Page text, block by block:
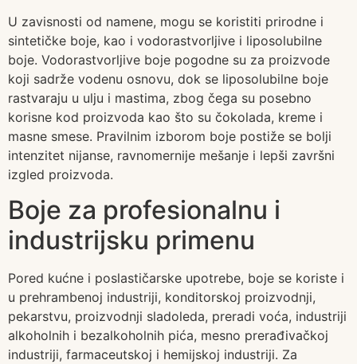
U zavisnosti od namene, mogu se koristiti prirodne i
sintetičke boje, kao i vodorastvorljive i liposolubilne
boje. Vodorastvorljive boje pogodne su za proizvode
koji sadrže vodenu osnovu, dok se liposolubilne boje
rastvaraju u ulju i mastima, zbog čega su posebno
korisne kod proizvoda kao što su čokolada, kreme i
masne smese. Pravilnim izborom boje postiže se bolji
intenzitet nijanse, ravnomernije mešanje i lepši završni
izgled proizvoda.
Boje za profesionalnu i
industrijsku primenu
Pored kućne i poslastičarske upotrebe, boje se koriste i
u prehrambenoj industriji, konditorskoj proizvodnji,
pekarstvu, proizvodnji sladoleda, preradi voća, industriji
alkoholnih i bezalkoholnih pića, mesno prerađivačkoj
industriji, farmaceutskoj i hemijskoj industriji. Za